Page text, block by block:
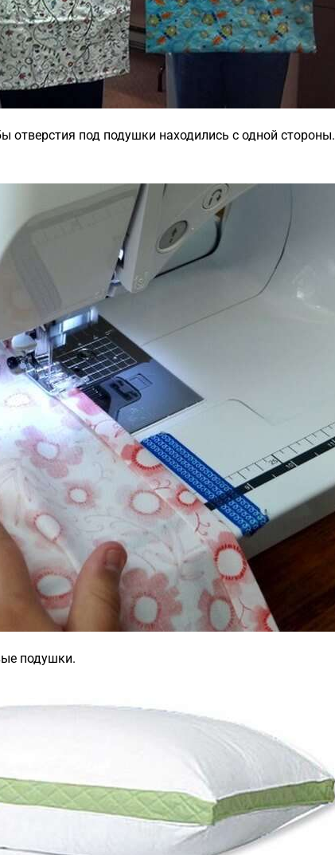
отверстия под подушки находились с одной стороны.
подушки.